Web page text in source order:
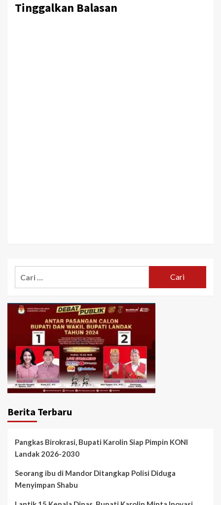
Tinggalkan Balasan
Berita Terbaru
Pangkas Birokrasi, Bupati Karolin Siap Pimpin KONI
Landak 2026-2030
Seorang ibu di Mandor Ditangkap Polisi Diduga
Menyimpan Shabu